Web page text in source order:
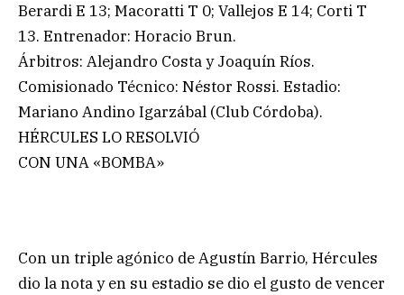
Berardi E 13; Macoratti T 0; Vallejos E 14; Corti T
13. Entrenador: Horacio Brun.
Árbitros: Alejandro Costa y Joaquín Ríos.
Comisionado Técnico: Néstor Rossi. Estadio:
Mariano Andino Igarzábal (Club Córdoba).
HÉRCULES LO RESOLVIÓ
CON UNA «BOMBA»
Con un triple agónico de Agustín Barrio, Hércules
dio la nota y en su estadio se dio el gusto de vencer